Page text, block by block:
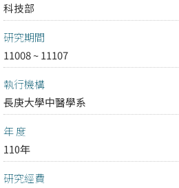
科技部
研究期間
11008 ~ 11107
執行機構
長庚大學中醫學系
年 度
110年
研究經費